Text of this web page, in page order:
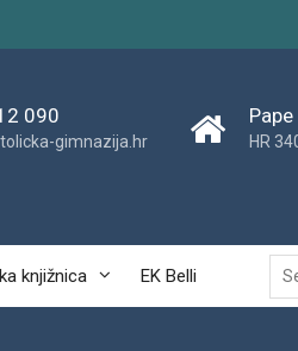
090
gimnazija.hr HR
knjižnica EK Belli